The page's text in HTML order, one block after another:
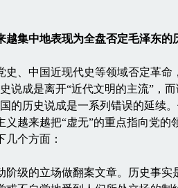
越集中地表现为全盘否定毛泽东的
、中国近现代史等领域否定革命
说成是离开“近代文明的主流”，
的历史说成是一系列错误的延续
义越来越把“虚无”的重点指向党的
个方面：
级的立场做翻案文章。历史事实